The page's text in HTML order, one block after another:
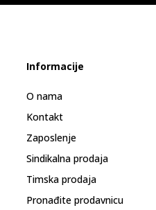
Informacije
O nama
Kontakt
Zaposlenje
Sindikalna prodaja
Timska prodaja
Pronađite prodavnicu